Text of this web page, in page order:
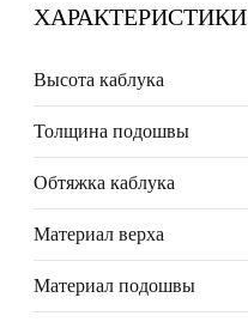
ХАРАКТЕРИСТИКИ
Высота каблука
Толщина подошвы
Обтяжка каблука
Материал верха
Материал подошвы